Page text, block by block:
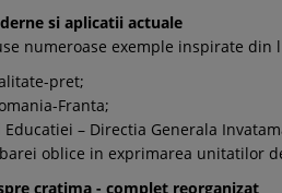
si aplicatii actuale
numeroase exemple inspirate
pret;
Franta;
– Directia Generala
oblice in exprimarea unitatilor
cratima - complet reorganizat